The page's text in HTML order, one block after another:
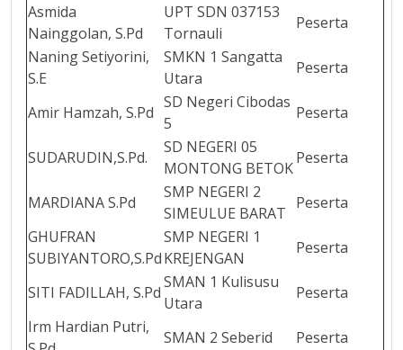
Asmida
Nainggolan, S.Pd
UPT SDN 037153
Tornauli
Peserta
Naning Setiyorini,
S.E
SMKN 1 Sangatta
Utara
Peserta
Amir Hamzah, S.Pd
SD Negeri Cibodas
5
Peserta
SUDARUDIN,S.Pd.
SD NEGERI 05
MONTONG BETOK
Peserta
MARDIANA S.Pd
SMP NEGERI 2
SIMEULUE BARAT
Peserta
GHUFRAN
SUBIYANTORO,S.Pd
SMP NEGERI 1
KREJENGAN
Peserta
SITI FADILLAH, S.Pd
SMAN 1 Kulisusu
Utara
Peserta
Irm Hardian Putri,
SMAN 2 Seberid
Peserta